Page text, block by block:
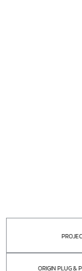
ORIGIN PLUG &